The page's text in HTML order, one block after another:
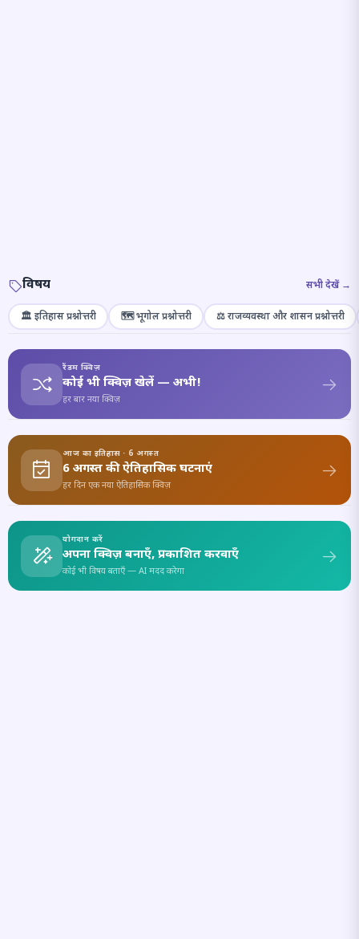
विषय सभी देखें →
🏛️ इतिहास प्रश्नोत्तरी 🗺️ भूगोल प्रश्नोत्तरी ⚖️ राजव्यवस्था और शासन प्रश्नोत्तरी
रैंडम क्विज़
कोई भी क्विज़ खेलें — अभी!
हर बार नया क्विज़
आज का इतिहास · 6 अगस्त
6 अगस्त की ऐतिहासिक घटनाएं
हर दिन एक नया ऐतिहासिक क्विज़
योगदान करें
अपना क्विज़ बनाएँ, प्रकाशित करवाएँ
कोई भी विषय बताएँ — AI मदद करेगा